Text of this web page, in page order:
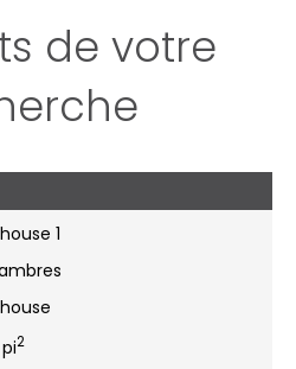
de votre
1
2